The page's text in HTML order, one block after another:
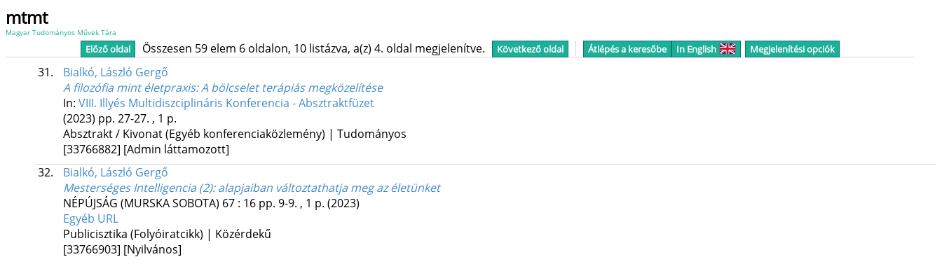
mtmt
Magyar Tudományos Művek Tára
Előző oldal Összesen 59 elem 6 oldalon, 10 listázva, a(z) 4. oldal megjelenítve. Következő oldal Átlépés a keresőbe In English Megjelenítési opciók
31.
Bialkó, László Gergő
A filozófia mint életpraxis: A bölcselet terápiás megközelítése
In: VIII. Illyés Multidiszciplináris Konferencia - Absztraktfüzet
(2023) pp. 27-27. , 1 p.
Absztrakt / Kivonat (Egyéb konferenciaközlemény) | Tudományos
[33766882] [Admin láttamozott]
32.
Bialkó, László Gergő
Mesterséges Intelligencia (2): alapjaiban változtathatja meg az életünket
NÉPÚJSÁG ( MURSKA SOBOTA ) 67: 16 pp. 9-9. , 1 p. (2023)
Egyéb URL
Publicisztika (Folyóiratcikk) | Közérdekű
[33766903] [Nyilvános]